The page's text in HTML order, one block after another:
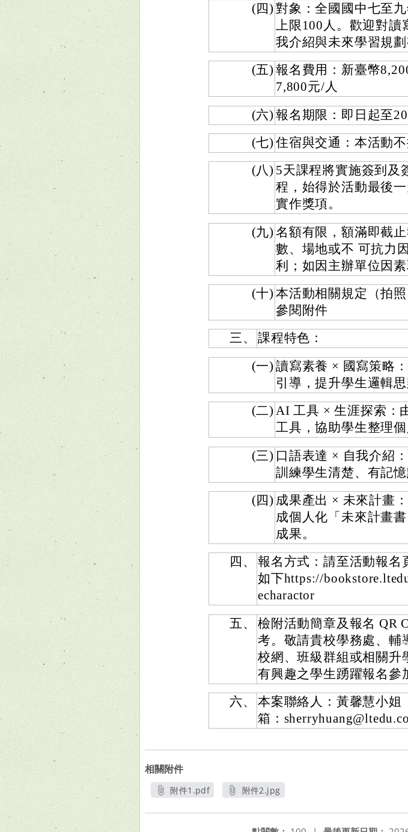
(四) 對象：全國國中七至
上限100人。歡迎對
我介紹與未來學習規
(五) 報名費用：新臺幣
7,800元/人
(六) 報名期限：即日起至
(七) 住宿與交通：本活動
(八) 5天課程將實施簽到及
程，始得於活動最後
實作獎項。
(九) 名額有限，額滿即截
數、場地或不 可抗力
利；如因主辦單位因
(十) 本活動相關規定（拍
參閱附件
三、
課程特色：
(一) 讀寫素養 × 國寫策略
引導，提升學生邏輯
(二) AI 工具 × 生涯探索：
工具，協助學生整理
(三) 口語表達 × 自我介紹
訓練學生清楚、有記
(四) 成果產出 × 未來計畫
成個人化「未來計畫
成果。
四、
報名方式：請至活動報名
如下https://
echaractor
五、
檢附活動簡章及報名 QR
考。敬請貴校學務處、輔
校網、班級群組或相關升
有興趣之學生踴躍報名參
六、
本案聯絡人：黃馨慧小姐
箱：
相關附件
附件1.pdf
附件2.jpg